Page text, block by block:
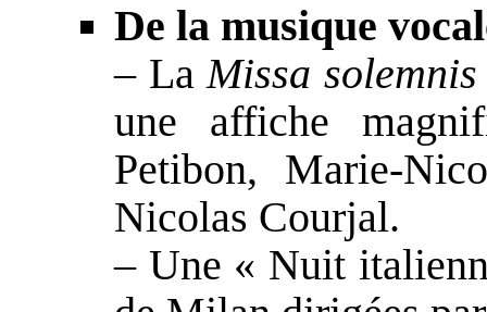
De la musique
– LaMissa solemnis
une affiche
Petibon, Marie-
Nicolas Courjal.
– Une « Nuit